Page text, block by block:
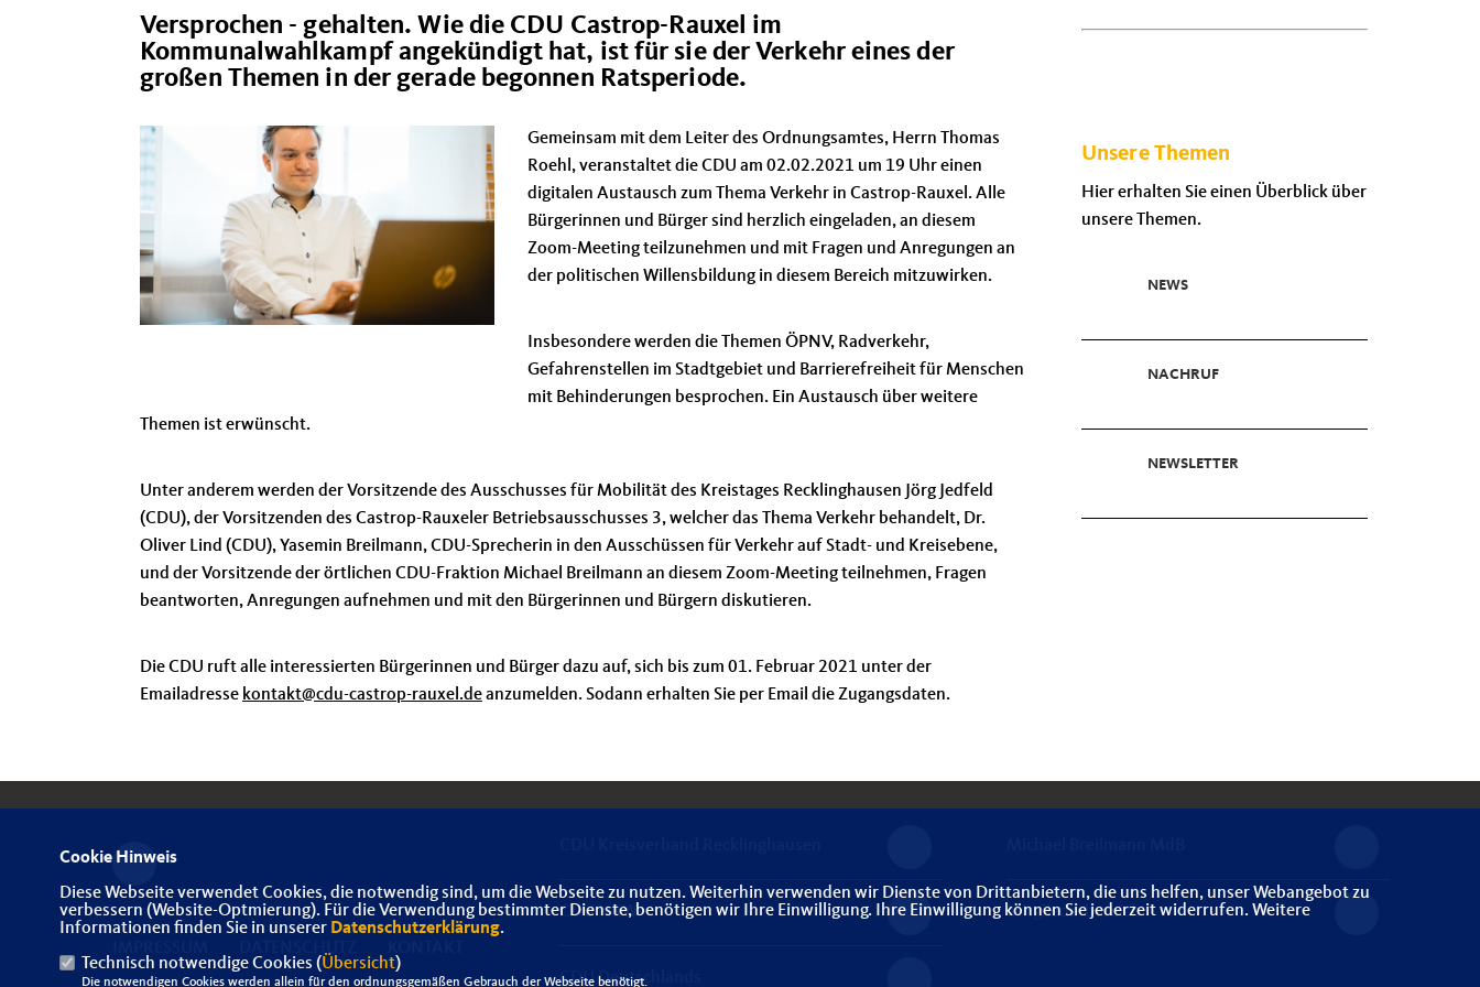
Versprochen - gehalten. Wie die CDU Castrop-Rauxel im
Kommunalwahlkampf angekündigt hat, ist für sie der Verkehr eines der
großen Themen in der gerade begonnen Ratsperiode.
Gemeinsam mit dem Leiter des Ordnungsamtes, Herrn Thomas
Roehl, veranstaltet die CDU am 02.02.2021 um 19 Uhr einen
digitalen Austausch zum Thema Verkehr in Castrop-Rauxel. Alle
Bürgerinnen und Bürger sind herzlich eingeladen, an diesem
Zoom-Meeting teilzunehmen und mit Fragen und Anregungen an
der politischen Willensbildung in diesem Bereich mitzuwirken.
Insbesondere werden die Themen ÖPNV, Radverkehr,
Gefahrenstellen im Stadtgebiet und Barrierefreiheit für Menschen
mit Behinderungen besprochen. Ein Austausch über weitere
Themen ist erwünscht.
Unter anderem werden der Vorsitzende des Ausschusses für Mobilität des Kreistages Recklinghausen Jörg Jedfeld
(CDU), der Vorsitzenden des Castrop-Rauxeler Betriebsausschusses 3, welcher das Thema Verkehr behandelt, Dr.
Oliver Lind (CDU), Yasemin Breilmann, CDU-Sprecherin in den Ausschüssen für Verkehr auf Stadt- und Kreisebene,
und der Vorsitzende der örtlichen CDU-Fraktion Michael Breilmann an diesem Zoom-Meeting teilnehmen, Fragen
beantworten, Anregungen aufnehmen und mit den Bürgerinnen und Bürgern diskutieren.
Die CDU ruft alle interessierten Bürgerinnen und Bürger dazu auf, sich bis zum 01. Februar 2021 unter der
Emailadresse kontakt@cdu-castrop-rauxel.deanzumelden. Sodann erhalten Sie per Email die Zugangsdaten.
Unsere Themen
Hier erhalten Sie einen Überblick über
unsere Themen.
NEWS
NACHRUF
NEWSLETTER
CDU NRW
CDU Deutschlands
Mitgliederbereich
Cookie Hinweis
Diese Webseite verwendet Cookies, die notwendig sind, um die Webseite zu nutzen. Weiterhin verwenden wir Dienste von Drittanbietern, die uns helfen, unser Webangebot zu
verbessern (Website-Optmierung). Für die Verwendung bestimmter Dienste, benötigen wir Ihre Einwilligung. Ihre Einwilligung können Sie jederzeit widerrufen. Weitere
Informationen finden Sie in unserer Datenschutzerklärung.
Technisch notwendige Cookies (Übersicht)
Die notwendigen Cookies werden allein für den ordnungsgemäßen Gebrauch der Webseite benötigt.